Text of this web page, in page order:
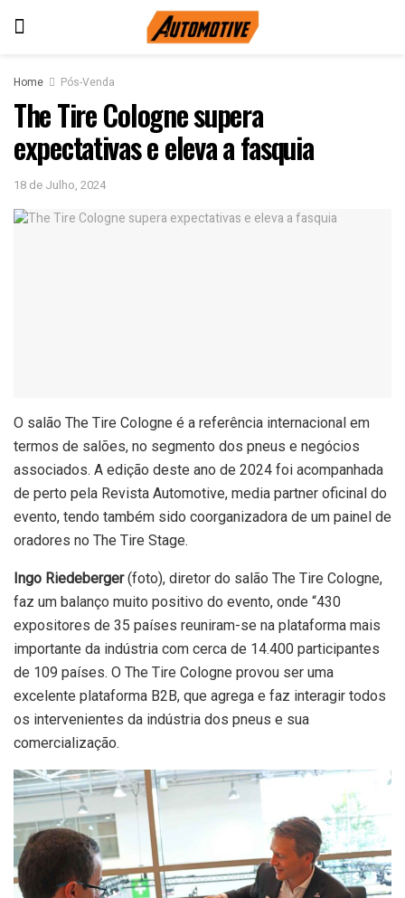
Home Pós-Venda
The Tire Cologne supera
expectativas e eleva a fasquia
18 de Julho, 2024
O salão The Tire Cologne é a referência internacional em
termos de salões, no segmento dos pneus e negócios
associados. A edição deste ano de 2024 foi acompanhada
de perto pela Revista Automotive, media partner oficinal do
evento, tendo também sido coorganizadora de um painel de
oradores no The Tire Stage.
Ingo Riedeberger(foto), diretor do salão The Tire Cologne,
faz um balanço muito positivo do evento, onde “430
expositores de 35 países reuniram-se na plataforma mais
importante da indústria com cerca de 14.400 participantes
de 109 países. O The Tire Cologne provou ser uma
excelente plataforma B2B, que agrega e faz interagir todos
os intervenientes da indústria dos pneus e sua
comercialização.